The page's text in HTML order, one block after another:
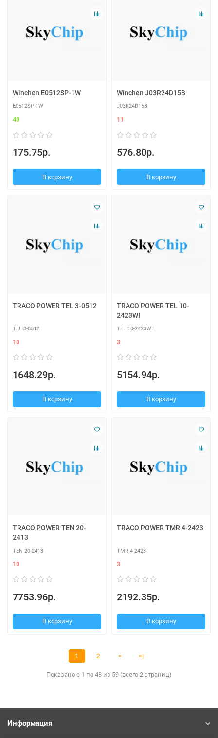
Winchen E0512SP-1W
E0512SP-1W
40
175.75р.
В корзину
Winchen J03R24D15B
J03R24D15B
11
576.80р.
В корзину
TRACO POWER TEL 3-0512
TEL 3-0512
10
1648.29р.
В корзину
TRACO POWER TEL 10-
2423WI
TEL 10-2423WI
3
5154.94р.
В корзину
TRACO POWER TEN 20-
2413
TEN 20-2413
10
7753.96р.
В корзину
TRACO POWER TMR 4-2423
TMR 4-2423
3
2192.35р.
В корзину
1 2 > >|
Показано с 1 по 48 из 59 (всего 2 страниц)
Информация